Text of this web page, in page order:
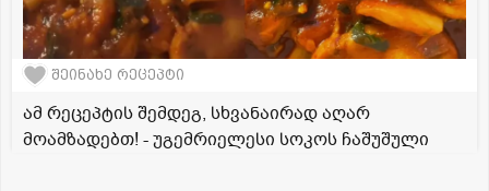
შეინახე რეცეპტი
ამ რეცეპტის შემდეგ, სხვანაირად აღარ
მოამზადებთ! - უგემრიელესი სოკოს ჩაშუშული